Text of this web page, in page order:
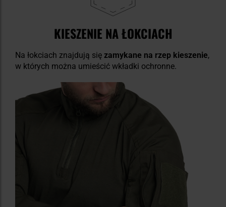
KIESZENIE NA ŁOKCIACH
Na łokciach znajdują się zamykane na rzep kieszenie,
w których można umieścić wkładki ochronne.